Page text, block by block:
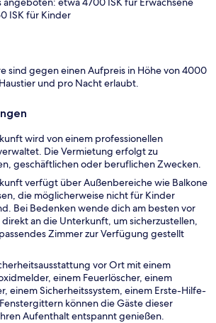
ISK für Kinder
sind gegen einen Aufpreis in Höhe von 4000
und pro Nacht erlaubt.
wird von einem professionellen
Die Vermietung erfolgt zu
geschäftlichen oder beruflichen Zwecken.
verfügt über Außenbereiche wie Balkone
die möglicherweise nicht für Kinder
Bei Bedenken wende dich am besten vor
an die Unterkunft, um sicherzustellen,
Zimmer zur Verfügung gestellt
vor Ort mit einem
einem Feuerlöscher, einem
einem Sicherheitssystem, einem Erste-Hilfe-
können die Gäste dieser
Aufenthalt entspannt genießen.